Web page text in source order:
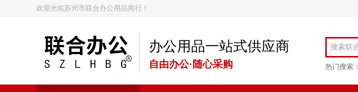
欢迎光临苏州市联合办公用品商行！
办公用品一站式供应商
自由办公·随心采购 热门搜索：